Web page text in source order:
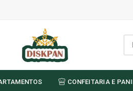
CONFEITARIA E